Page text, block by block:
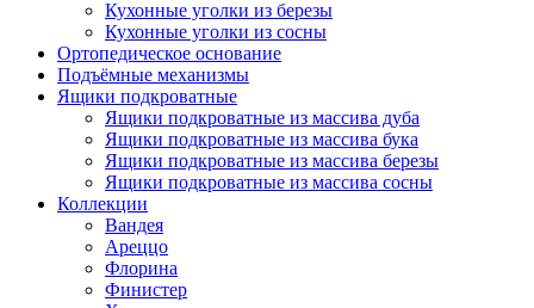
Кухонные уголки из березы
Кухонные уголки из сосны
Ортопедическое основание
Подъёмные механизмы
Ящики подкроватные
Ящики подкроватные из массива дуба
Ящики подкроватные из массива бука
Ящики подкроватные из массива березы
Ящики подкроватные из массива сосны
Коллекции
Вандея
Ареццо
Флорина
Финистер